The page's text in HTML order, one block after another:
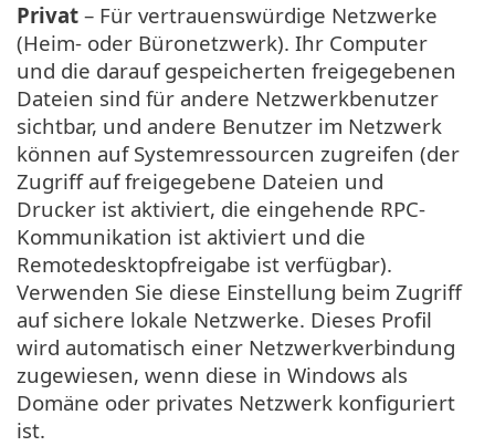
Privat – Für vertrauenswürdige Netzwerke
(Heim- oder Büronetzwerk). Ihr Computer
und die darauf gespeicherten freigegebenen
Dateien sind für andere Netzwerkbenutzer
sichtbar, und andere Benutzer im Netzwerk
können auf Systemressourcen zugreifen (der
Zugriff auf freigegebene Dateien und
Drucker ist aktiviert, die eingehende RPC-
Kommunikation ist aktiviert und die
Remotedesktopfreigabe ist verfügbar).
Verwenden Sie diese Einstellung beim Zugriff
auf sichere lokale Netzwerke. Dieses Profil
wird automatisch einer Netzwerkverbindung
zugewiesen, wenn diese in Windows als
Domäne oder privates Netzwerk konfiguriert
ist.